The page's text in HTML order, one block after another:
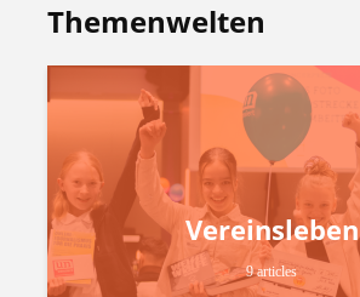
Themenwelten
Vereinsleben
9 articles